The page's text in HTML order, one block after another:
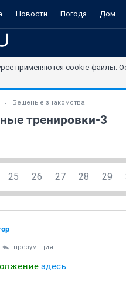
Новости Погода Дом
применяются cookie-файлы.
Бешеные знакомства
тренировки-3
25 26 27 28 29
презумпция
здесь